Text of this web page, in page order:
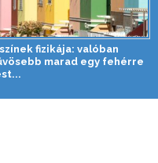
fizikája: valóban
marad egy fehérre